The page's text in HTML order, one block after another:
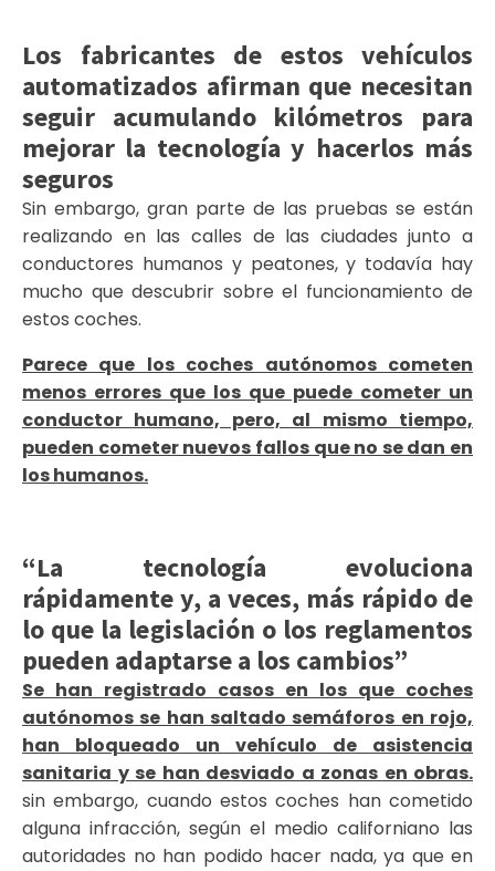
Los fabricantes de estos vehículos
automatizados afirman que necesitan
seguir acumulando kilómetros para
mejorar la tecnología y hacerlos más
seguros
Sin embargo, gran parte de las pruebas se están
realizando en las calles de las ciudades junto a
conductores humanos y peatones, y todavía hay
mucho que descubrir sobre el funcionamiento de
estos coches.
Parece que los coches autónomos cometen
menos errores que los que puede cometer un
conductor humano, pero, al mismo tiempo,
pueden cometer nuevos fallos que no se dan en
los humanos.
“La tecnología evoluciona
rápidamente y, a veces, más rápido de
lo que la legislación o los reglamentos
pueden adaptarse a los cambios”
Se han registrado casos en los que coches
autónomos se han saltado semáforos en rojo,
han bloqueado un vehículo de asistencia
sanitaria y se han desviado a zonas en obras.
sin embargo, cuando estos coches han cometido
alguna infracción, según el medio californiano las
autoridades no han podido hacer nada, ya que en